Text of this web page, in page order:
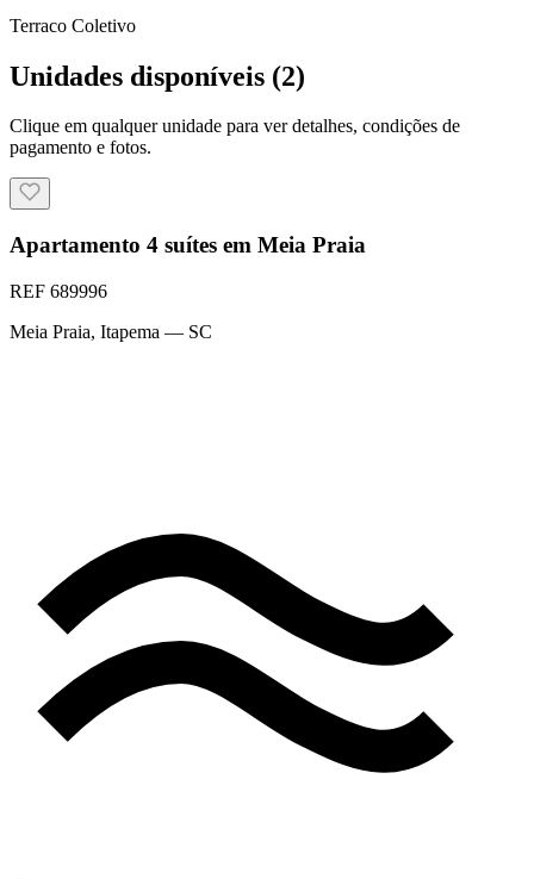
Terraco Coletivo
Unidades disponíveis (2)
Clique em qualquer unidade para ver detalhes, condições de
pagamento e fotos.
Apartamento 4 suítes em Meia Praia
REF 689996
Meia Praia, Itapema — SC